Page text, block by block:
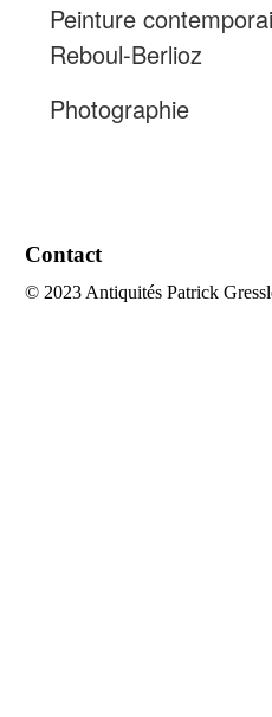
Peinture
Reboul-Berlioz
Photographie
Contact
© 2023 Antiquités Patrick